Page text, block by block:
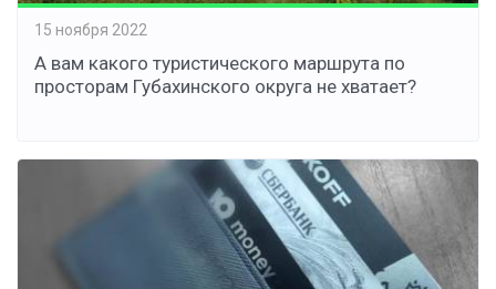
15 ноября 2022
А вам какого туристического маршрута по
просторам Губахинского округа не хватает?